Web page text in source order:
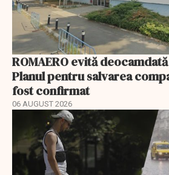
ROMAERO evită
Planul pentru salvarea
fost confirmat
06 AUGUST 2026